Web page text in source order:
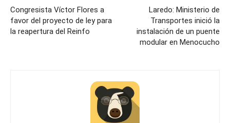
Congresista Víctor Flores a
favor del proyecto de ley para
la reapertura del Reinfo
Laredo: Ministerio de
Transportes inició la
instalación de un puente
modular en Menocucho